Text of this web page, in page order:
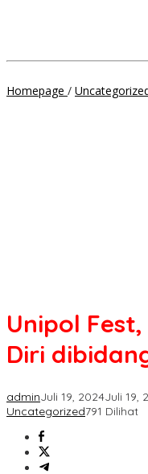
Homepage /
Unipol
Diri
adminJuli 19, 2024Juli 19,
Uncategorized791 Dilihat